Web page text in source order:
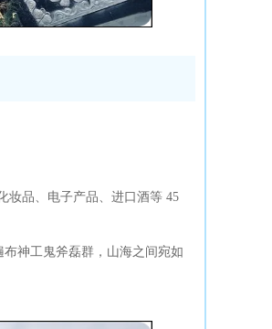
妆品、电子产品、进口酒等 45
神工鬼斧磊群，山海之间宛如